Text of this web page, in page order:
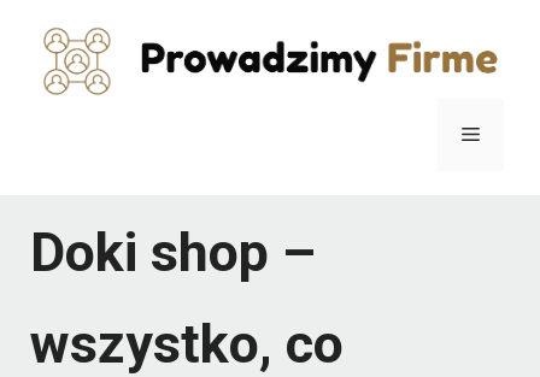
Menu
Doki shop –
wszystko, co